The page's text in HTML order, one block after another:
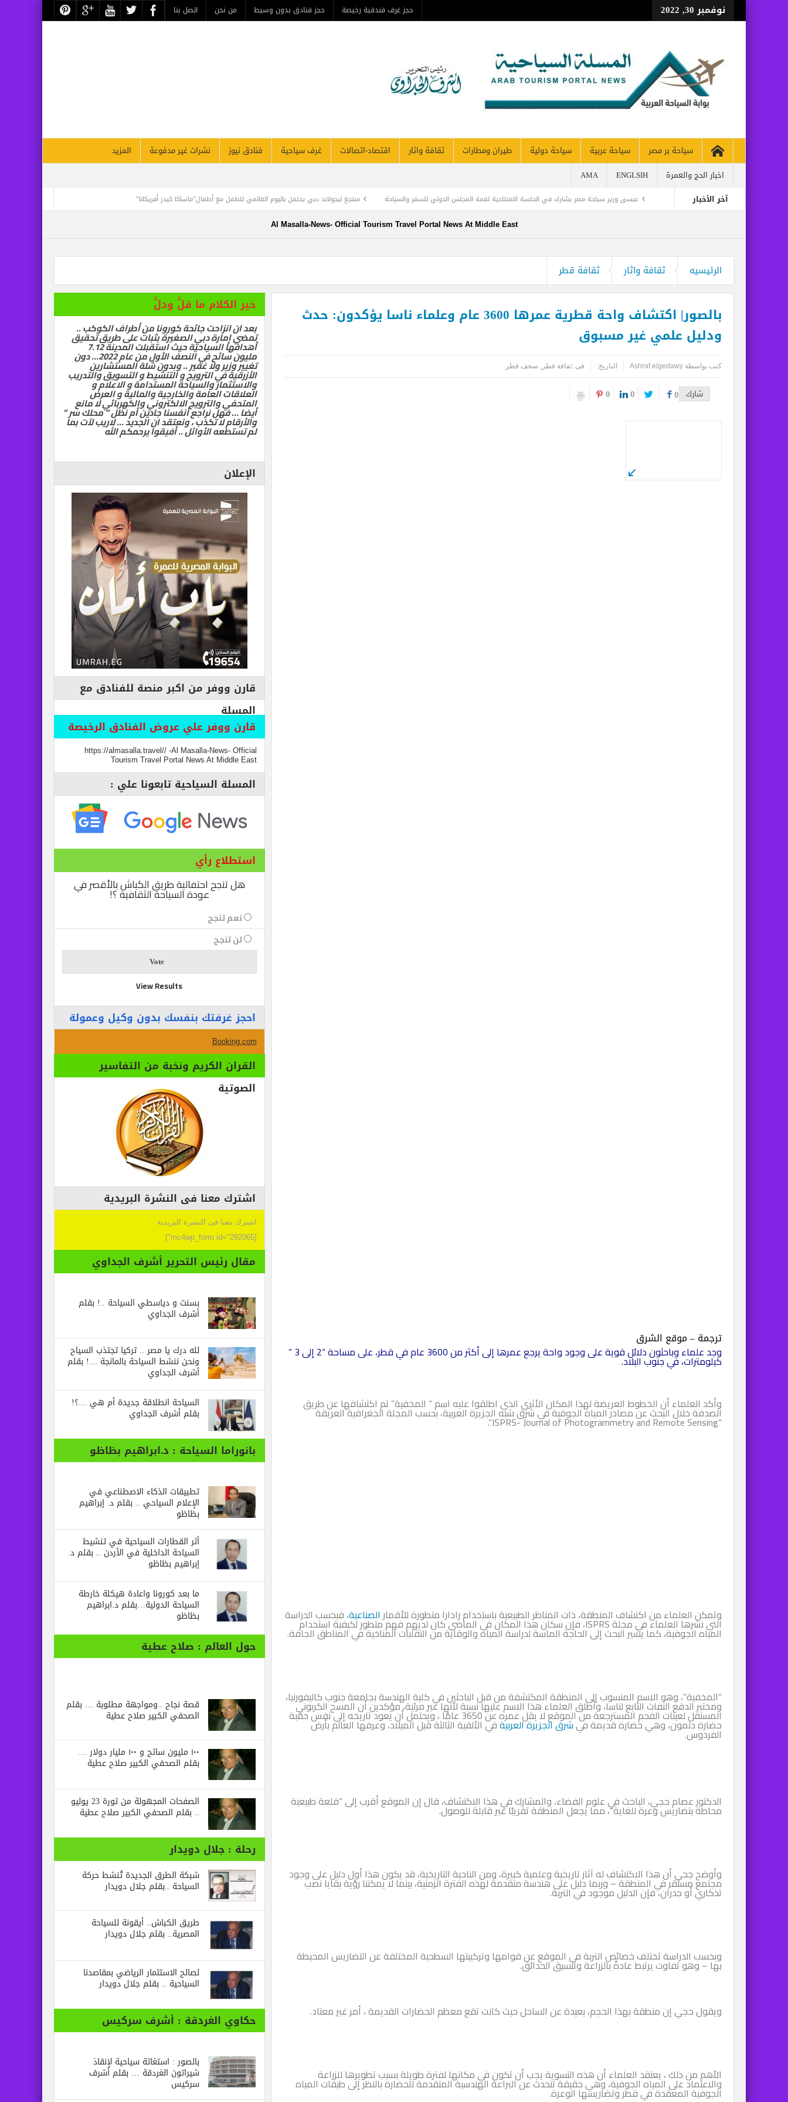
نوفمبر 30, 2022 حجز غرف فندقية رخيصة حجز فنادق بدون وسيط من نحن اتصل بنا
سياحة بر مصر سياحة عربية سياحة دولية طيران ومطارات ثقافة واثار اقتصاد-اتصالات غرف سياحية فنادق نيوز نشرات غير مدفوعة
المزيد
اخبار الحج والعمرة
ENGLSIH
AMA
آخر الأخبار
عيسى وزير سياحة مصر يشارك في الجلسة الافتتاحية لقمة المجلس الدولي للسفر والسياحة
منتجع ليجولاند دبي يحتفل باليوم العالمي للطفل مع أطفال”ماساكا كيدز أفريكانا”
اليمن تودع أمير الشعراء … وشاعر الفصحى وأديب الأمة د. عبد العزيز المقالح
وفد روماني يزور دير سانت كاترين للترويج لمشروع التجلي الأعظم.. تقرير أثري
مركز أبوظبي للخلايا الجذعية ينجح بإجراء أول زراعة للخلايا الجذعية في المنطقة لمريضة تعاني من التصلب اللويحي
مطارات دبي تتوقع زيادة استثنائية في أعداد المسافرين بنهاية العام لتصل إلى 64.3 مليون مسافر
كأس العالم وحتى لا تضيع الحقوق..انتبهوا مصر هي التي صدرت الإسلام وأزهرها منارته .. بقلم د. عبد الرحيم ريحان
طيران الإمارات تسيّر رحلتين مباشرتين يومياً إلى كولومبو أول ديسمبر
المواقع الأثرية والمتاحف المصرية تشهد إقبالًا كبيرًا من الجمهور في يوم مئوية اكتشاف مقبرة الملك الذهبي
Al Masalla-News- Official Tourism Travel Portal News At Middle East
الرئيسيه ثقافة واثار ثقافة قطر
بالصور| اكتشاف واحة قطرية عمرها 3600 عام وعلماء ناسا يؤكدون: حدث
ودليل علمي غير مسبوق
كتب بواسطة Ashraf elgedawy التاريخ: فى :ثقافة قطر , صحف قطر
شارك 0
0
0
ترجمة – موقع الشرق
وجد علماء وباحثون دلائل قوية على وجود واحة يرجع عمرها إلى أكثر من 3600 عام في قطر، على مساحة “2 إلى 3 ”
كيلومترات، في جنوب البلاد.
وأكد العلماء أن الخطوط العريضة لهذا المكان الأثري الذي اطلقوا عليه اسم ” المخفية” تم اكتشافها عن طريق
الصدفة خلال البحث عن مصادر المياه الجوفية في شرق شبه الجزيرة العربية، بحسب المجلة الجغرافية العريقة
“ISPRS- Journal of Photogrammetry and Remote Sensing”.
وتمكن العلماء من اكتشاف المنطقة، ذات المناظر الطبيعية باستخدام رادارا متطورة للأقمارالصناعية، فبحسب الدراسة
التي نشرها العلماء في مجلة ISPRS، فإن سكان هذا المكان في الماضي كان لديهم فهم متطور لكيفية استخدام
المياه الجوفية، كما يشير البحث إلى الحاجة الماسة لدراسة المياه والوقاية من التقلبات المناخية في المناطق الجافة.
“المخفية”، وهو الاسم المنسوب إلى المنطقة المكتشفة من قبل الباحثين في كلية الهندسة بجامعة جنوب كاليفورنيا،
ومختبر الدفع النفاث التابع لناسا، وأطلق العلماء هذا الاسم عليها نسبة لأنها غير مرئية، مؤكدين أن المسح الكربوني
المستقل لعينات الفحم المسترجعة من الموقع لا يقل عمره عن 3650 عامًا ، ويحتمل أن يعود تاريخه إلى نفس حقبة
حضارة دلمون، وهي حضارة قديمة فيشرق الجزيرة العربيةفي الألفية الثالثة قبل الميلاد، وعرفها العالم بأرض
الفردوس.
الدكتور عصام حجي، الباحث في علوم الفضاء، والمشارك في هذا الاكتشاف، قال إن الموقع أقرب إلى “قلعة طبيعية
محاطة بتضاريس وعرة للغاية”، مما يجعل المنطقة تقريبًا غير قابلة للوصول.
وأوضح جحي أن هذا الاكتشاف له آثار تاريخية وعلمية كبيرة، ومن الناحية التاريخية، قد يكون هذا أول دليل على وجود
مجتمع مستقر في المنطقة – وربما دليل على هندسة متقدمة لهذه الفترة الزمنية، بينما لا يمكننا رؤية بقايا نصب
تذكاري أو جدران، فإن الدليل موجود في التربة.
وبحسب الدراسة تختلف خصائص التربة في الموقع عن قوامها وتركيبتها السطحية المختلفة عن التضاريس المحيطة
بها – وهو تفاوت يرتبط عادةً بالزراعة وتنسيق الحدائق.
ويقول حجي إن منطقة بهذا الحجم، بعيدة عن الساحل حيث كانت تقع معظم الحضارات القديمة ، أمر غير معتاد.
الأهم من ذلك ، يعتقد العلماء أن هذه التسوية يجب أن تكون في مكانها لفترة طويلة بسبب تطويرها للزراعة
والاعتماد على المياه الجوفية، وهي حقيقة تتحدث عن البراعة الهندسية المتقدمة للحضارة بالنظر إلى طبقات المياه
الجوفية المعقدة في قطر وتضاريسها الوعرة.
خير الكلام ما قلَّ ودلَّ
بعد ان انزاحت جائحة كورونا من أطراف الكوكب ..
تمضي إمارة دبي الصغيرة بثبات على طريق تحقيق
أهدافها السياحية حيث استقبلت المدينة 7.12
مليون سائح في النصف الأول من عام 2022… دون
تغيير وزير ولا غفير .. وبدون شلة المستشارين
الأزرقية في الترويج و التنشيط و التسويق والتدريب
والاستثمار والسياحة المستدامة و الاعلام و
العلاقات العامة والخارجية والمالية و العرض
المتحفي والترويج الالكتروني والكهربائي لا مانع
أيضا … فهل نراجع أنفسنا جادين أم نظل ” محلك سر ”
والأرقام لا تكذب ، ونعتقد ان الجديد … لاريب لآت بما
لم تستطعه الأوائل .. أفيقوا يرحمكم الله
الإعلان
قارن ووفر من اكبر منصة للفنادق مع
المسلة
قارن ووفر علي عروض الفنادق الرخيصة
https://almasalla.travel// -Al Masalla-News- Official
Tourism Travel Portal News At Middle East
المسلة السياحية تابعونا علي :
استطلاع رأي
هل تنجح احتفالية طريق الكباش بالأقصر في
عودة السياحة الثقافية ؟!
نعم تنجح
لن تنجح
View Results
احجز غرفتك بنفسك بدون وكيل وعمولة
Booking.com
القران الكريم ونخبة من التفاسير
الصوتية
اشترك معنا فى النشرة البريدية
اشترك معنا فى النشرة البريدية
[mc4wp_form id="292065"]
مقال رئيس التحرير أشرف الجداوي
بسنت و دياسطي السياحة ..! بقلم
أشرف الجداوي
لله درك يا مصر .. تركيا تجتذب السياح
ونحن ننشط السياحة بالمانجة …! بقلم
أشرف الجداوي
السياحة انطلاقة جديدة أم هي …؟!
بقلم أشرف الجداوي
بانوراما السياحة : د.ابراهيم بظاظو
تطبيقات الذكاء الاصطناعي في
الإعلام السياحي .. بقلم د. إبراهيم
بظاظو
أثر القطارات السياحية في تنشيط
السياحة الداخلية في الأردن .. بقلم د.
إبراهيم بظاظو
ما بعد كورونا واعادة هيكلة خارطة
السياحة الدولية…بقلم د.ابراهيم
بظاظو
حول العالم : صلاح عطية
قصة نجاح ..ومواجهة مطلوبة … بقلم
الصحفي الكبير صلاح عطية
١٠٠ مليون سائح و ١٠٠ مليار دولار …
بقلم الصحفي الكبير صلاح عطية
الصفحات المجهولة من ثورة 23 يوليو
.. بقلم الصحفي الكبير صلاح عطية
رحلة : جلال دويدار
شبكة الطرق الجديدة تُنشط حركة
السياحة ..بقلم جلال دويدار
طريق الكباش.. أيقونة للسياحة
المصرية.. بقلم جلال دويدار
لصالح الاستثمار الرياضي بمقاصدنا
السياحية .. بقلم جلال دويدار
حكاوي الغردقة : أشرف سركيس
بالصور : استغاثة سياحية لإنقاذ
شيراتون الغردقة … بقلم أشرف
سركيس